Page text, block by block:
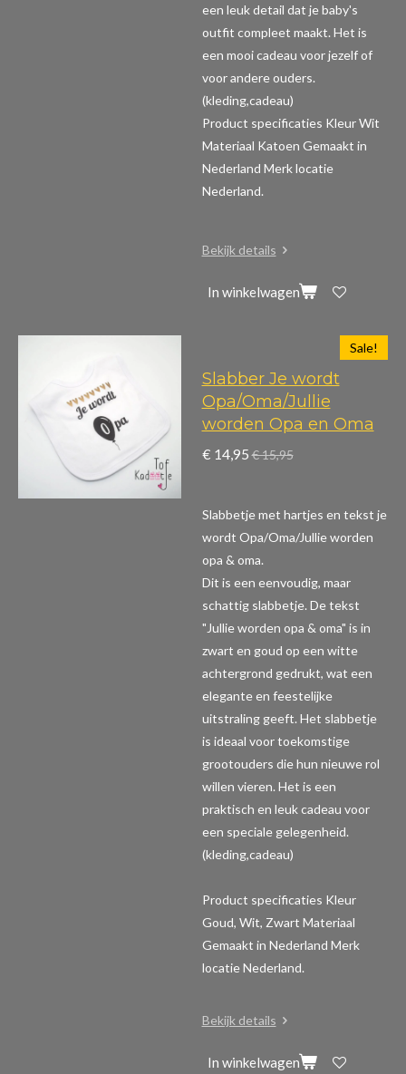
een leuk detail dat je baby's
outfit compleet maakt. Het is
een mooi cadeau voor jezelf of
voor andere ouders.
(kleding,cadeau)
Product specificaties Kleur Wit
Materiaal Katoen Gemaakt in
Nederland Merk locatie
Nederland.
Bekijk details
In winkelwagen
Sale!
Slabber Je wordt
Opa/Oma/Jullie
worden Opa en Oma
€ 14,95 € 15,95
Slabbetje met hartjes en tekst je
wordt Opa/Oma/Jullie worden
opa & oma.
Dit is een eenvoudig, maar
schattig slabbetje. De tekst
"Jullie worden opa & oma" is in
zwart en goud op een witte
achtergrond gedrukt, wat een
elegante en feestelijke
uitstraling geeft. Het slabbetje
is ideaal voor toekomstige
grootouders die hun nieuwe rol
willen vieren. Het is een
praktisch en leuk cadeau voor
een speciale gelegenheid.
(kleding,cadeau)
Product specificaties Kleur
Goud, Wit, Zwart Materiaal
Gemaakt in Nederland Merk
locatie Nederland.
Bekijk details
In winkelwagen